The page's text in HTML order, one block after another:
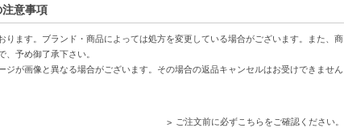
意事項
ます。ブランド・商品によっては処方を変更している場合がございます。また、商
予め御了承下さい。
が画像と異なる場合がございます。その場合の返品キャンセルはお受けできません
ご注文前に必ずこちらをご確認ください。